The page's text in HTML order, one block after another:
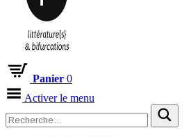
Panier 0
Activer le menu